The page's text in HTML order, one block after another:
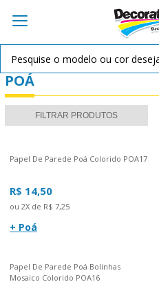
POÁ
FILTRAR PRODUTOS
Papel De Parede Poá Colorido POA17
R$ 14,50
ou 2X de R$ 7,25
+ Poá
Papel De Parede Poá Bolinhas
Mosaico Colorido POA16